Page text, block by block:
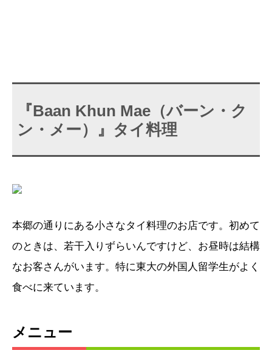
『Baan Khun Mae（バーン・ク
ン・メー）』タイ料理
本郷の通りにある小さなタイ料理のお店です。初めて
のときは、若干入りずらいんですけど、お昼時は結構
なお客さんがいます。特に東大の外国人留学生がよく
食べに来ています。
メニュー